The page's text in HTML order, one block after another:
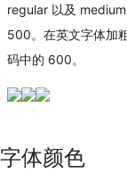
regular 以及
500。在英文字体加
码中的 600。
字体颜色